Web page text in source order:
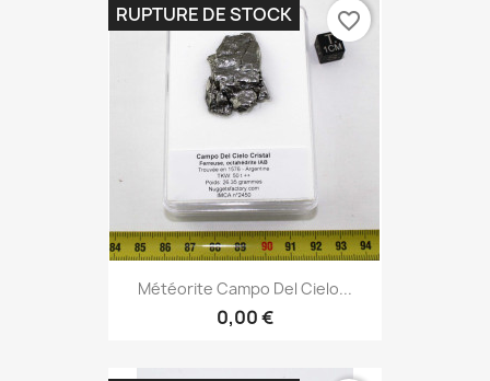
Météorite Campo Del Cielo...
0,00 €
RUPTURE DE STOCK favorite_border